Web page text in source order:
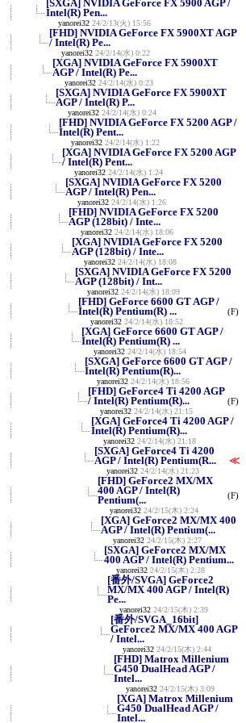
[SXGA] NVIDIA GeForce FX 5900 AGP /
Intel(R) Pen...
yanorei32 24/2/13(火) 15:56
[FHD] NVIDIA GeForce FX 5900XT AGP
/ Intel(R) Pe...
yanorei32 24/2/14(水) 0:22
[XGA] NVIDIA GeForce FX 5900XT
AGP / Intel(R) Pe...
yanorei32 24/2/14(水) 0:23
[SXGA] NVIDIA GeForce FX 5900XT
AGP / Intel(R) P...
yanorei32 24/2/14(水) 0:24
[FHD] NVIDIA GeForce FX 5200 AGP /
Intel(R) Pent...
yanorei32 24/2/14(水) 1:22
[XGA] NVIDIA GeForce FX 5200 AGP
/ Intel(R) Pent...
yanorei32 24/2/14(水) 1:24
[SXGA] NVIDIA GeForce FX 5200
AGP / Intel(R) Pen...
yanorei32 24/2/14(水) 1:26
[FHD] NVIDIA GeForce FX 5200
AGP (128bit) / Inte...
yanorei32 24/2/14(水) 18:06
[XGA] NVIDIA GeForce FX 5200
AGP (128bit) / Inte...
yanorei32 24/2/14(水) 18:08
[SXGA] NVIDIA GeForce FX 5200
AGP (128bit) / Int...
yanorei32 24/2/14(水) 18:09
[FHD] GeForce 6600 GT AGP /
Intel(R) Pentium(R) ...
yanorei32 24/2/14(水) 18:52
(F)
[XGA] GeForce 6600 GT AGP /
Intel(R) Pentium(R) ...
yanorei32 24/2/14(水) 18:54
[SXGA] GeForce 6600 GT AGP /
Intel(R) Pentium(R)...
yanorei32 24/2/14(水) 18:56
[FHD] GeForce4 Ti 4200 AGP
/ Intel(R) Pentium(R)...
yanorei32 24/2/14(水) 21:15
(F)
[XGA] GeForce4 Ti 4200 AGP /
Intel(R) Pentium(R)...
yanorei32 24/2/14(水) 21:18
[SXGA] GeForce4 Ti 4200
AGP / Intel(R) Pentium(R...
yanorei32 24/2/14(水) 21:23
≪
[FHD] GeForce2 MX/MX
400 AGP / Intel(R)
Pentium(...
yanorei32 24/2/15(木) 2:24
(F)
[XGA] GeForce2 MX/MX 400
AGP / Intel(R) Pentium(...
yanorei32 24/2/15(木) 2:27
[SXGA] GeForce2 MX/MX
400 AGP / Intel(R) Pentium...
yanorei32 24/2/15(木) 2:28
[番外/SVGA] GeForce2
MX/MX 400 AGP / Intel(R)
Pe...
yanorei32 24/2/15(木) 2:39
[番外/SVGA_16bit]
GeForce2 MX/MX 400 AGP
/ Intel...
yanorei32 24/2/15(木) 2:44
[FHD] Matrox Millenium
G450 DualHead AGP /
Intel...
yanorei32 24/2/15(木) 3:09
[XGA] Matrox Millenium
G450 DualHead AGP /
Intel...